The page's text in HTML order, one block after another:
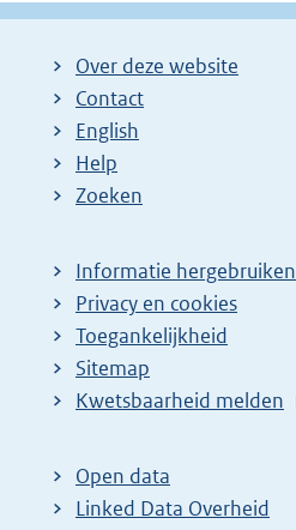
Over deze website
Contact
English
Help
Zoeken
Informatie hergebruiken
Privacy en cookies
Toegankelijkheid
Sitemap
E
t
e
Kwetsbaarheid melden
Open data
Linked Data Overheid